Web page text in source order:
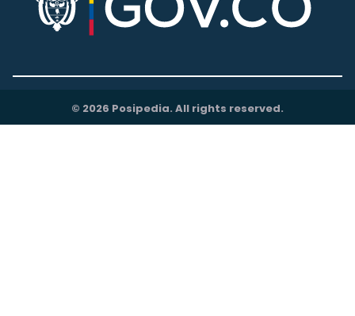
© 2026 Posipedia. All rights reserved.